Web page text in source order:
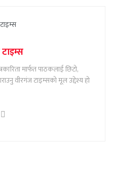
मार्फत पाठकलाई छिटो,
वीरगंज टाइम्सको मूल उद्देश्य हो